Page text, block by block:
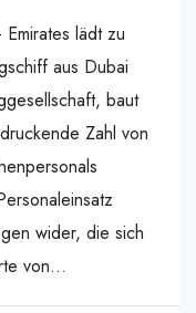
lädt zu
aus Dubai
baut
Zahl von
wider, die sich
von...